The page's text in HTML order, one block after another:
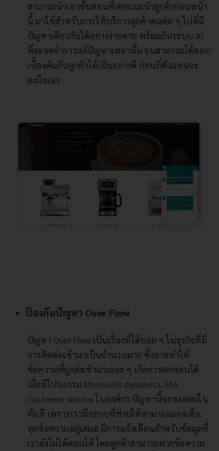
สามารถนำเอาขั้นตอนที่เคยแนะนำลูกค้าก่อนหน้า
นี้ มาใช้สำหรับการให้บริการลูกค้าคนต่อ ๆ ไปที่มี
ปัญหาเดียวกันได้อย่างง่ายดาย พร้อมกับระบบ AI
ที่จะจดจำการแก้ปัญหาเหล่านั้น จนสามารถโต้ตอบ
เบื้องต้นกับลูกค้าได้เป็นอย่างดี ก่อนที่ตัวแทนจะ
ลงมือเอง
ป้องกันปัญหา Over Flow
ปัญหา Over Flow เป็นเรื่องที่ได้บ่อย ๆ ในธุรกิจที่มี
การติดต่อเข้ามาเป็นจำนวนมาก ซึ่งอาจทำให้
ข้อความที่ถูกส่งเข้ามาเยอะ ๆ เกิดการตกหล่นได้
เมื่อมีโปรแกรม Microsoft dynamics 365
customer service ในองค์กร ปัญหานี้จะหมดลงใน
ทันที เพราะเรามีระบบที่ช่วยให้สามารถมองเห็น
ทุกข้อความอยู่เสมอ มีการแจ้งเตือนสำหรับข้อมูลที่
เรายังไม่ได้ตอบโต้ โดยลูกค้าสามารถฝากข้อความ